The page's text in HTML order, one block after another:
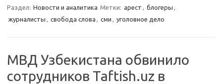
Раздел: Новости и аналитика Метки: арест , блогеры ,
журналисты , свобода слова , сми , уголовное дело
МВД Узбекистана обвинило
сотрудников Taftish.uz в